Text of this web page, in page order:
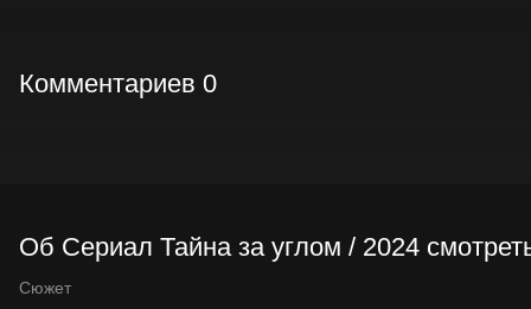
Комментариев 0
Об Сериал Тайна за углом / 2024
Сюжет